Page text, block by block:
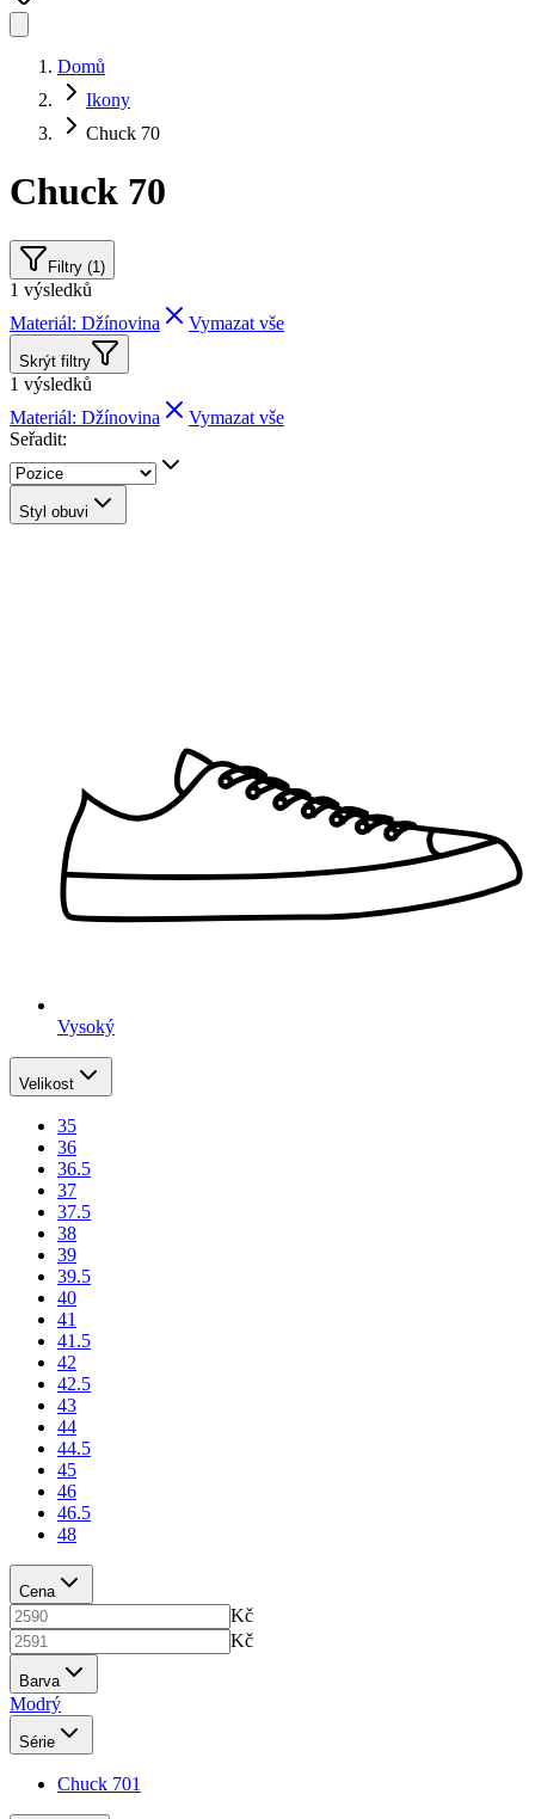
Domů
Ikony
Chuck 70
Chuck 70
Filtry (1)
1 výsledků
Materiál: Džínovina
Vymazat vše
Skrýt filtry
1 výsledků
Materiál: Džínovina
Vymazat vše
Seřadit:
Styl obuvi
Vysoký
Velikost
35
36
36.5
37
37.5
38
39
39.5
40
41
41.5
42
42.5
43
44
44.5
45
46
46.5
48
Cena
Kč
Kč
Barva
Modrý
Série
Chuck 701